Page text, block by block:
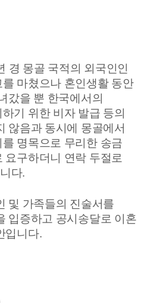
경 몽골 국적의 외국인인
마쳤으나 혼인생활 동안
갔을 뿐 한국에서의
기 위한 비자 발급 등의
않음과 동시에 몽골에서
명목으로 무리한 송금
요구하더니 연락 두절로
다.
및 가족들의 진술서를
입증하고 공시송달로 이혼
입니다.